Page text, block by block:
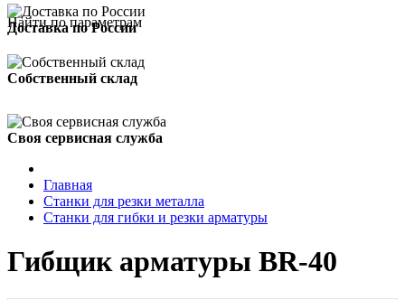
Найти по параметрам
Доставка по России
Собственный склад
Своя сервисная служба
Главная
Станки для резки металла
Станки для гибки и резки арматуры
Гибщик арматуры BR-40